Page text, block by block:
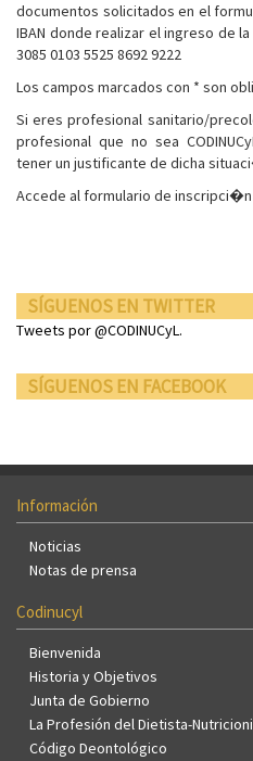
documentos solicitados en el
IBAN donde realizar el ingreso de
3085 0103 5525 8692 9222
Los campos marcados con * son
Si eres profesional sanitario/
profesional que no sea
tener un justificante de dicha
Accede al formulario de inscripci�n
SÍGUENOS EN TWITTER
Tweets por @CODINUCyL.
SÍGUENOS EN FACEBOOK
Información
Noticias
Notas de prensa
Codinucyl
Bienvenida
Historia y Objetivos
Junta de Gobierno
La Profesión del Dietista-
Código Deontológico